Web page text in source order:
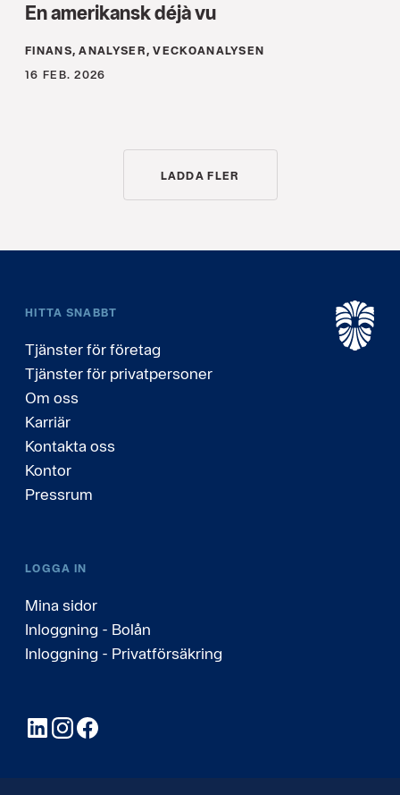
En amerikansk déjà vu
FINANS, ANALYSER, VECKOANALYSEN
16 FEB. 2026
LADDA FLER
HITTA SNABBT
Tjänster för företag
Tjänster för privatpersoner
Om oss
Karriär
Kontakta oss
Kontor
Pressrum
LOGGA IN
Mina sidor
Inloggning - Bolån
Inloggning - Privatförsäkring
LinkedInInstagram